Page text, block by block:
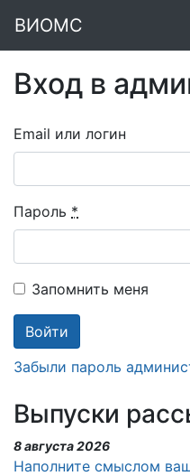
ВИОМС
Выпуски
8 августа 2026
Наполните смыслом
Вход в
Email или логин
Пароль *
Запомнить меня
Забыли пароль